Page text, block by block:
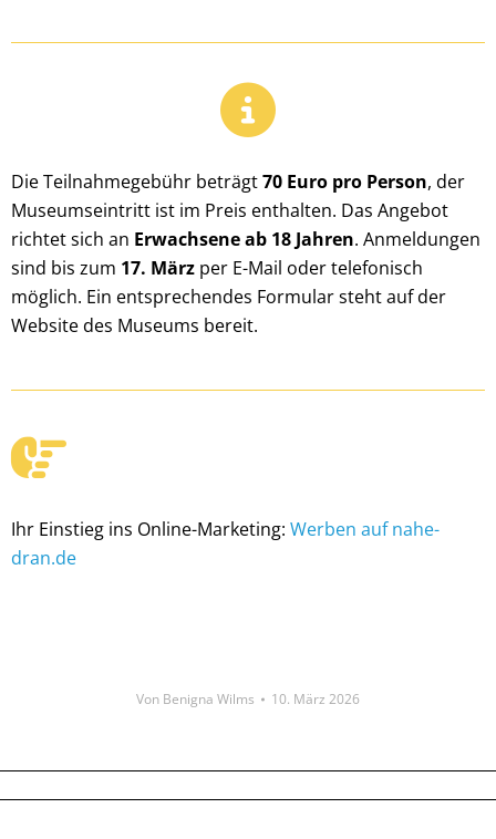
Die Teilnahmegebühr beträgt70 Euro pro Person, der
Museumseintritt ist im Preis enthalten. Das Angebot
richtet sich an Erwachsene ab 18 Jahren. Anmeldungen
sind bis zum 17. März per E-Mail oder telefonisch
möglich. Ein entsprechendes Formular steht auf der
Website des Museums bereit.
Ihr Einstieg ins Online-Marketing: Werben auf nahe-
dran.de
Von Benigna Wilms 10. März 2026